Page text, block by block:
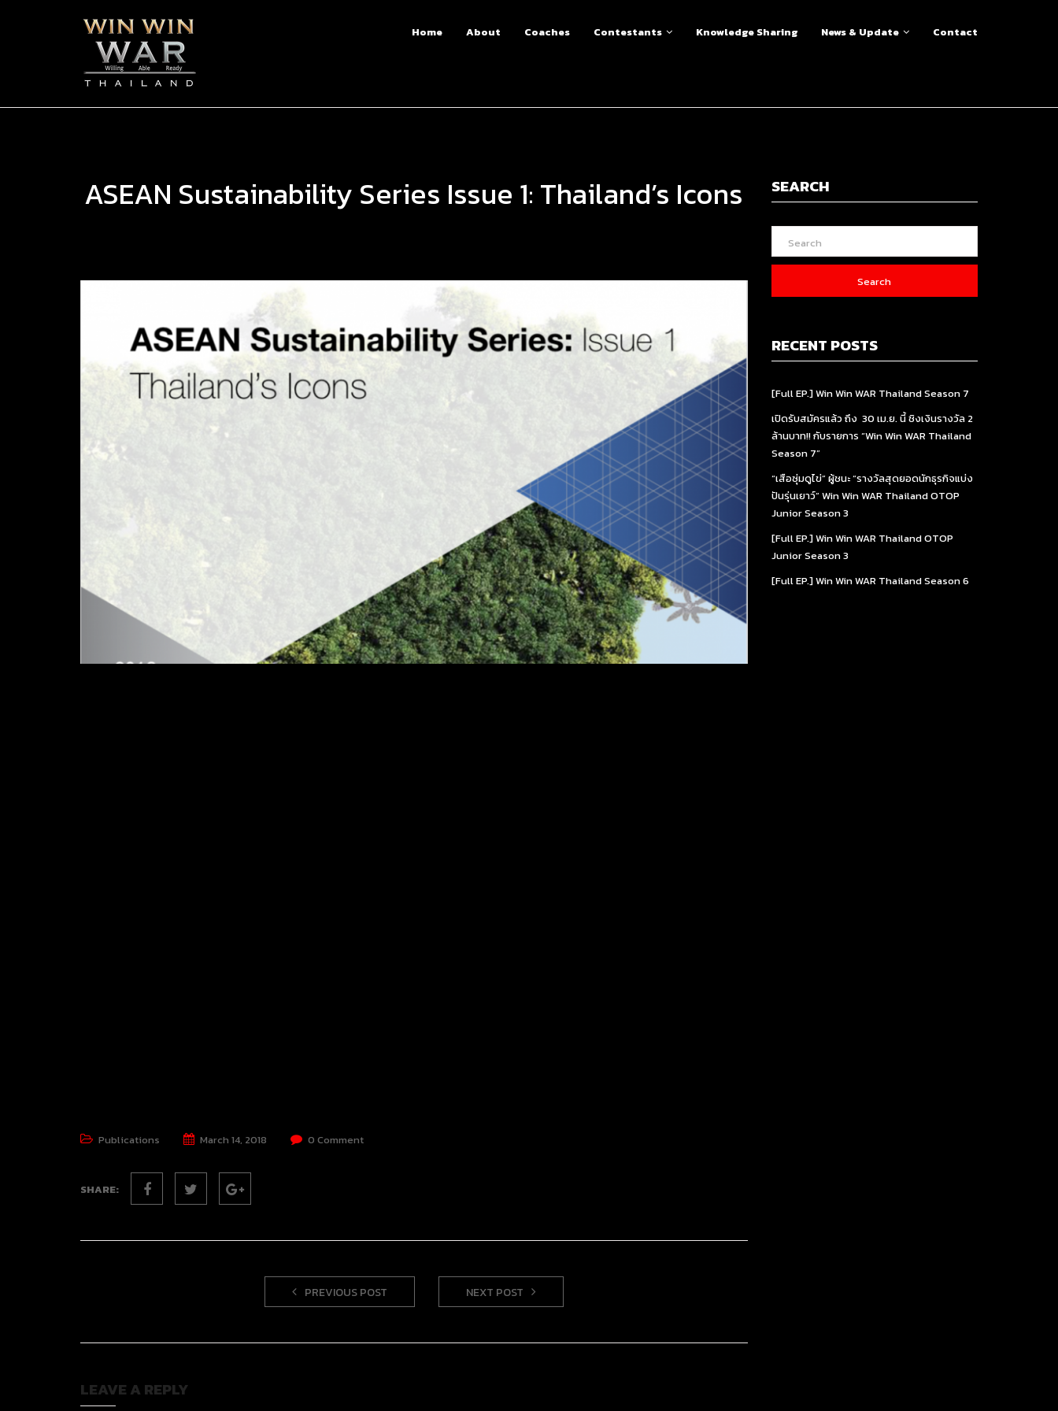
Home About Coaches Contestants Knowledge Sharing News & Update Contact
ASEAN Sustainability Series Issue 1: Thailand’s Icons
Publications March 14, 2018 0 Comment
SHARE:
PREVIOUS POST NEXT POST
LEAVE A REPLY
SEARCH
Search
RECENT POSTS
[Full EP.] Win Win WAR Thailand Season 7
เปิดรับสมัครแล้ว ถึง 30 เม.ย. นี้ ชิงเงินรางวัล 2
ล้านบาท!! กับรายการ “Win Win WAR Thailand
Season 7”
“เสือซุ่มดูไข่” ผู้ชนะ “รางวัลสุดยอดนักธุรกิจแบ่ง
ปันรุ่นเยาว์” Win Win WAR Thailand OTOP
Junior Season 3
[Full EP.] Win Win WAR Thailand OTOP
Junior Season 3
[Full EP.] Win Win WAR Thailand Season 6